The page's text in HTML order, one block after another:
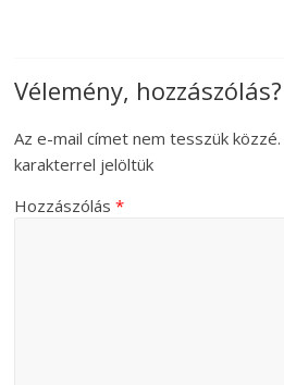
Vélemény, hozzászólás?
Az e-mail címet nem tesszük közzé.
karakterrel jelöltük
Hozzászólás*